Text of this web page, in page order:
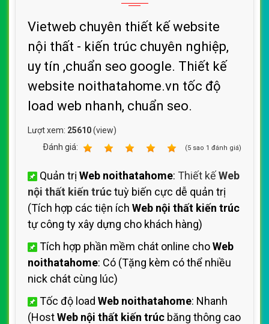
Vietweb chuyên thiết kế website
nội thất - kiến trúc chuyên nghiệp,
uy tín ,chuẩn seo google. Thiết kế
website noithatahome.vn tốc độ
load web nhanh, chuẩn seo.
Lượt xem: 25610(view)
Ðánh giá:
(5 sao 1 đánh giá)
Quản trị Web noithatahome: Thiết kếWeb
nội thất kiến trúctuỳ biến cực dễ quản trị
(Tích hợp các tiện ích Web nội thất kiến trúc
tự công ty xây dựng cho khách hàng)
Tích hợp phần mềm chát online choWeb
noithatahome: Có (Tặng kèm có thể nhiều
nick chát cùng lúc)
Tốc độ load Web noithatahome: Nhanh
(HostWeb nội thất kiến trúc băng thông cao